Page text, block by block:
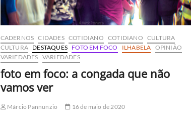
CADERNOS CIDADES COTIDIANO COTIDIANO CULTURA
CULTURA
DESTAQUES FOTO EM FOCO ILHABELA OPINIÃO
VARIEDADES VARIEDADES
foto em foco: a congada que não
vamos ver
Márcio Pannunzio
16 de maio de 2020